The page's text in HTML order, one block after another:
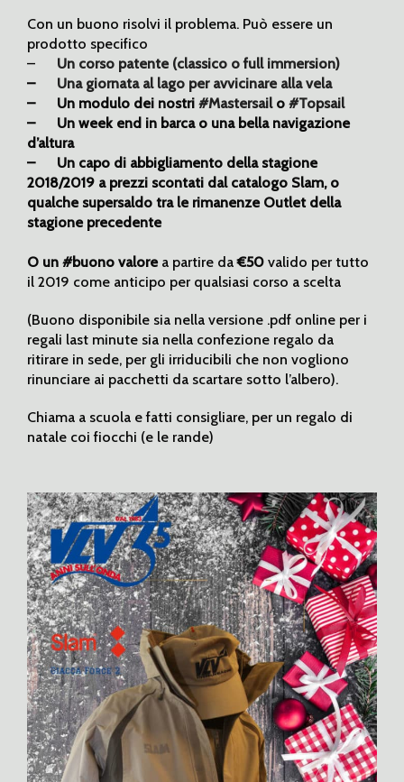
Con un buono risolvi il problema. Può essere un
prodotto specifico
– Un corso patente (classico o full immersion)
– Una giornata al lago per avvicinare alla vela
– Un modulo dei nostri #Mastersailo #Topsail
– Un week end in barca o una bella navigazione
d’altura
– Un capo di abbigliamento della stagione
2018/2019 a prezzi scontati dal catalogo Slam, o
qualche supersaldo tra le rimanenze Outlet della
stagione precedente
O un #buono valore a partire da€50 valido per tutto
il 2019 come anticipo per qualsiasi corso a scelta
(Buono disponibile sia nella versione .pdf online per i
regali last minute sia nella confezione regalo da
ritirare in sede, per gli irriducibili che non vogliono
rinunciare ai pacchetti da scartare sotto l’albero).
Chiama a scuola e fatti consigliare, per un regalo di
natale coi fiocchi (e le rande)